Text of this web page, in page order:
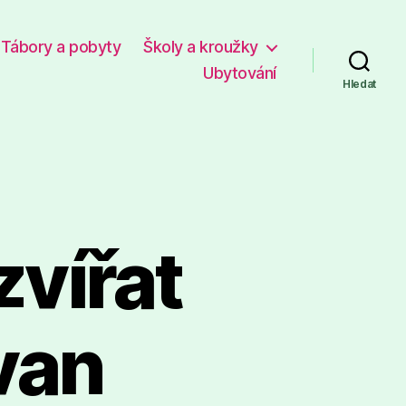
Tábory a pobyty
Školy a kroužky
Ubytování
Hledat